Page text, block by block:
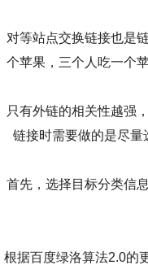
对等站点交换链接也是
个苹果，三个人吃一个
只有外链的相关性越强
链接时需要做的是尽量
首先，选择目标分类信
根据百度绿洛算法2.0的